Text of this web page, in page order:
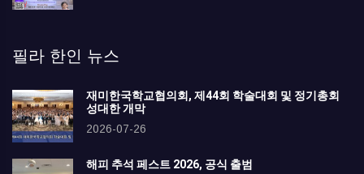
필라 한인 뉴스
재미한국학교협의회, 제44회 학술대회 및 정기총회
성대한 개막
2026-07-26
해피 추석 페스트 2026, 공식 출범